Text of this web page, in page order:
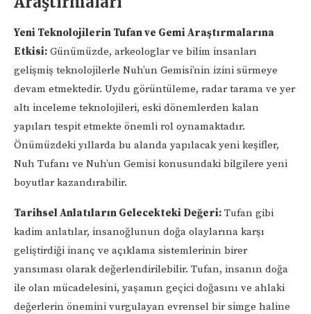
Yeni Teknolojilerin Tufan ve Gemi Araştırmalarına
Etkisi: Günümüzde, arkeologlar ve bilim insanları
gelişmiş teknolojilerle Nuh’un Gemisi’nin izini sürmeye
devam etmektedir. Uydu görüntüleme, radar tarama ve yer
altı inceleme teknolojileri, eski dönemlerden kalan
yapıları tespit etmekte önemli rol oynamaktadır.
Önümüzdeki yıllarda bu alanda yapılacak yeni keşifler,
Nuh Tufanı ve Nuh’un Gemisi konusundaki bilgilere yeni
boyutlar kazandırabilir.
Tarihsel Anlatıların Gelecekteki Değeri: Tufan gibi
kadim anlatılar, insanoğlunun doğa olaylarına karşı
geliştirdiği inanç ve açıklama sistemlerinin birer
yansıması olarak değerlendirilebilir. Tufan, insanın doğa
ile olan mücadelesini, yaşamın geçici doğasını ve ahlaki
değerlerin önemini vurgulayan evrensel bir simge haline